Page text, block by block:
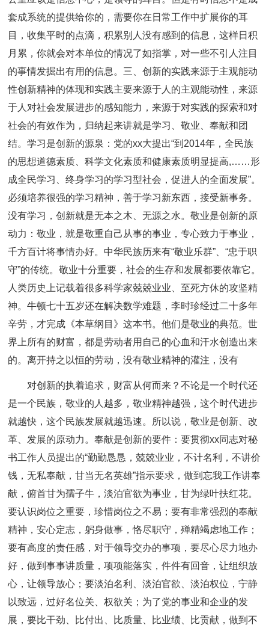
套成系统的提供给你的，需要你在日常工作中扩展你的耳
目，收集平时的点滴，积累别人没有感到的信息，这样日积
月累，你就会对本单位的情况了如指掌，对一些不引人注目
的事情发掘出有用的信息。三、创新的实践来源于主观能动
性创新精神的体现和实践主要来源于人的主观能动性，来源
于人对社会发展进步的感知能力，来源于对实践的探索和对
社会的有效作为，归纳起来讲就是学习、敬业、奉献和团
结。学习是创新的源泉：党的xx大提出“到2014年，全民族
的思想道德素质、科学文化素质和健康素质明显提高,……形
成全民学习、终身学习的学习型社会，促进人的全面发展”。
必须培养很强的学习精神，善于学习新东西，接受新事务。
没有学习，创新就是无本之木、无源之水。敬业是创新的原
动力：敬业，就是敬重自己从事的事业，专心致力于事业，
千方百计将事情办好。中华民族历来有“敬业乐群”、“忠于职
守”的传统。敬业十分重要，社会的生存和发展都要依靠它。
人类历史上记载着很多科学家兢兢业业、至死方休的攻坚精
神。牛顿七十五岁还在解决数学难题，李时珍经过二十多年
辛劳，才完成《本草纲目》这本书。他们是敬业的典范。世
界上所有的财富，都是劳动者用自己的心血和汗水创造出来
的。离开持之以恒的劳动，没有敬业精神的灌注，没有
对创新的执着追求，财富从何而来？不论是一个时代还
是一个民族，敬业的人越多，敬业精神越强，这个时代进步
就越快，这个民族发展就越迅速。所以说，敬业是创新、改
革、发展的原动力。奉献是创新的要件：要贯彻xx同志对秘
书工作人员提出的“勤勤恳恳，兢兢业业，不计名利，不讲价
钱，无私奉献，甘当无名英雄”指示要求，做到忘我工作讲奉
献，俯首甘为孺子牛，淡泊官欲为事业，甘为绿叶扶红花。
要认识岗位之重要，珍惜岗位之不易；要有非常强烈的奉献
精神，安心定志，躬身做事，恪尽职守，殚精竭虑地工作；
要有高度的责任感，对于领导交办的事项，要尽心尽力地办
好，做到事事讲质量，项项能落实，件件有回音，让组织放
心，让领导放心；要淡泊名利、淡泊官欲、淡泊权位，宁静
以致远，过好名位关、权欲关；为了党的事业和企业的发
展，要比干劲、比付出、比质量、比业绩、比贡献，做到不